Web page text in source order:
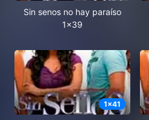
Sin senos no hay paraíso
1x39
1x41